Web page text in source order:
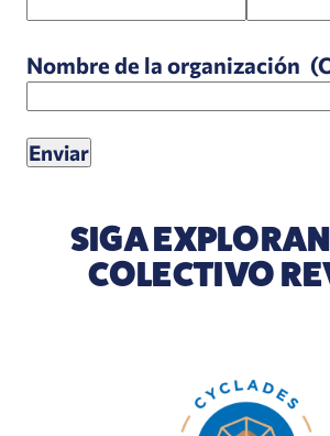
Nombre de la organización
SIGA
COLECTIVO